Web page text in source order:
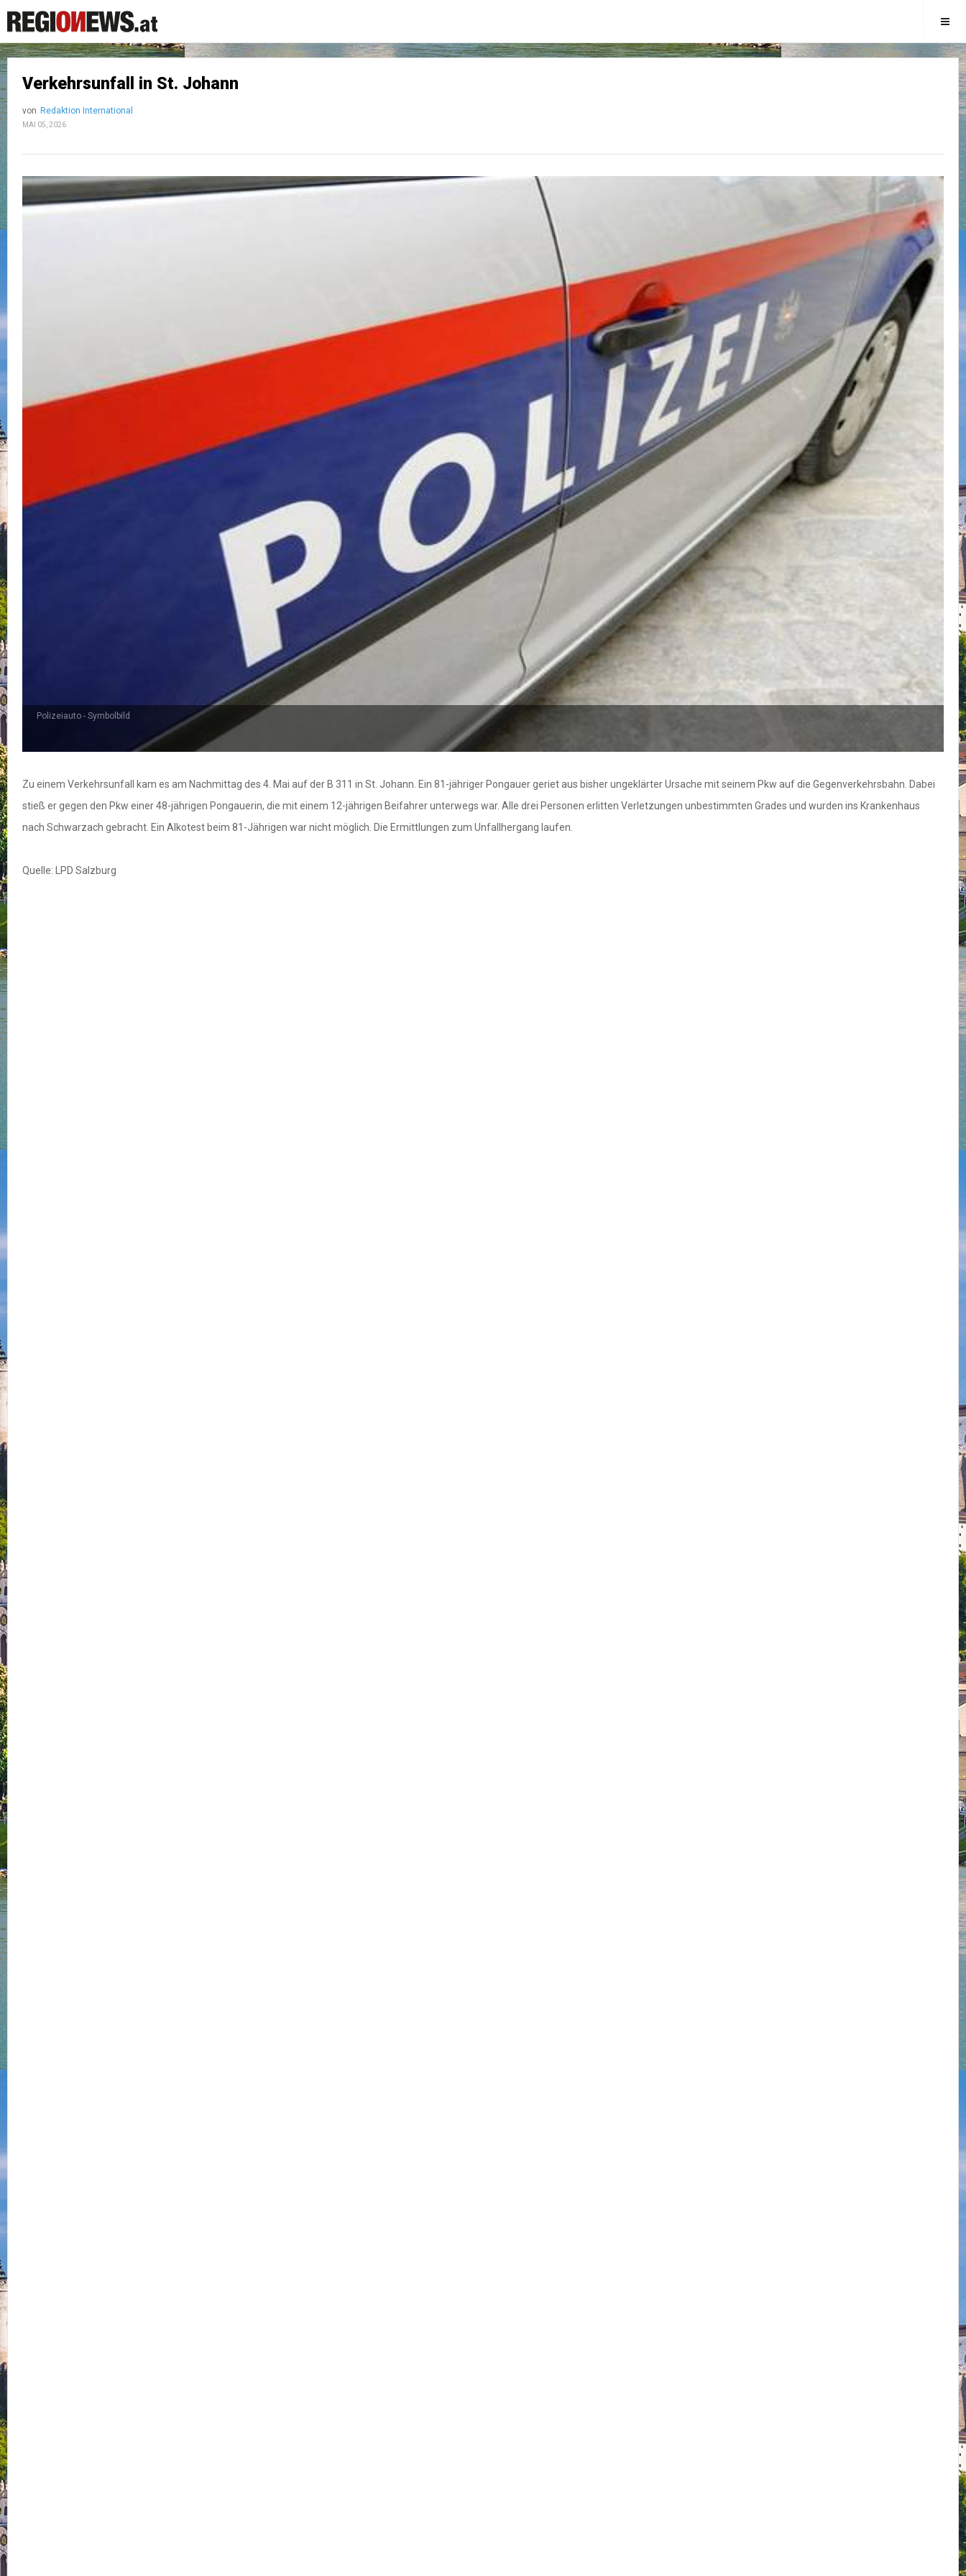
Verkehrsunfall in St. Johann
von Redaktion International
MAI 05, 2026
Polizeiauto - Symbolbild
Zu einem Verkehrsunfall kam es am Nachmittag des 4. Mai auf der B 311 in St. Johann. Ein 81-jähriger Pongauer geriet aus bisher ungeklärter Ursache mit seinem Pkw auf die Gegenverkehrsbahn. Dabei
stieß er gegen den Pkw einer 48-jährigen Pongauerin, die mit einem 12-jährigen Beifahrer unterwegs war. Alle drei Personen erlitten Verletzungen unbestimmten Grades und wurden ins Krankenhaus
nach Schwarzach gebracht. Ein Alkotest beim 81-Jährigen war nicht möglich. Die Ermittlungen zum Unfallhergang laufen.
Quelle: LPD Salzburg